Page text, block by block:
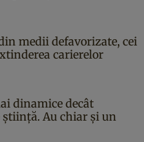
medii defavorizate, cei
carierelor
dinamice decât
știință. Au chiar și un